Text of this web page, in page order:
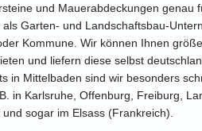
und Mauerabdeckungen genau
Garten- und Landschaftsbau-
Kommune. Wir können Ihnen
und liefern diese selbst
in Mittelbaden sind wir besonders
in Karlsruhe, Offenburg, Freiburg,
sogar im Elsass (Frankreich).